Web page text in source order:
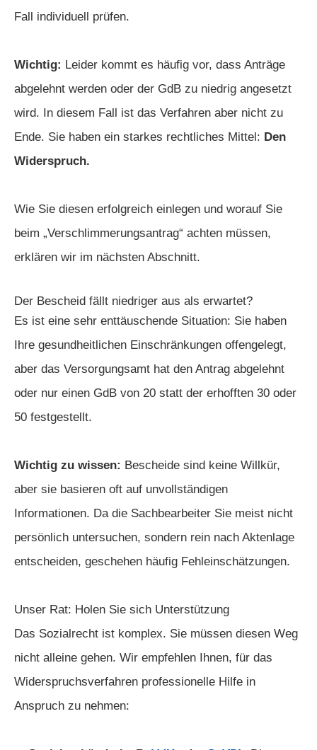
Fall individuell prüfen.
Wichtig: Leider kommt es häufig vor, dass Anträge
abgelehnt werden oder der GdB zu niedrig angesetzt
wird. In diesem Fall ist das Verfahren aber nicht zu
Ende. Sie haben ein starkes rechtliches Mittel: Den
Widerspruch.
Wie Sie diesen erfolgreich einlegen und worauf Sie
beim „Verschlimmerungsantrag“ achten müssen,
erklären wir im nächsten Abschnitt.
Der Bescheid fällt niedriger aus als erwartet?
Es ist eine sehr enttäuschende Situation: Sie haben
Ihre gesundheitlichen Einschränkungen offengelegt,
aber das Versorgungsamt hat den Antrag abgelehnt
oder nur einen GdB von 20 statt der erhofften 30 oder
50 festgestellt.
Wichtig zu wissen: Bescheide sind keine Willkür,
aber sie basieren oft auf unvollständigen
Informationen. Da die Sachbearbeiter Sie meist nicht
persönlich untersuchen, sondern rein nach Aktenlage
entscheiden, geschehen häufig Fehleinschätzungen.
Unser Rat: Holen Sie sich Unterstützung
Das Sozialrecht ist komplex. Sie müssen diesen Weg
nicht alleine gehen. Wir empfehlen Ihnen, für das
Widerspruchsverfahren professionelle Hilfe in
Anspruch zu nehmen: